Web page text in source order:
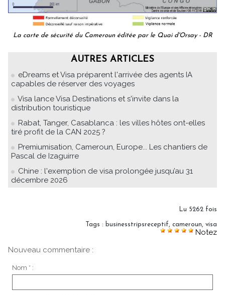
La carte de sécurité du Cameroun éditée par le Quai d'Orsay - DR
AUTRES ARTICLES
eDreams et Visa préparent l'arrivée des agents IA
capables de réserver des voyages
Visa lance Visa Destinations et s'invite dans la
distribution touristique
Rabat, Tanger, Casablanca : les villes hôtes ont-elles
tiré profit de la CAN 2025 ?
Premiumisation, Cameroun, Europe... Les chantiers de
Pascal de Izaguirre
Chine : l'exemption de visa prolongée jusqu’au 31
décembre 2026
Lu 5262 fois
Tags : businesstripsreceptif, cameroun, visa
Notez
Nouveau commentaire :
Nom * :